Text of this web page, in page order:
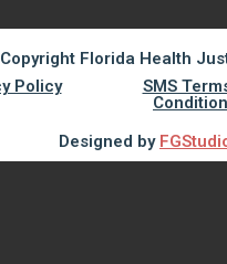
Florida Health
Policy
SMS
Designed by